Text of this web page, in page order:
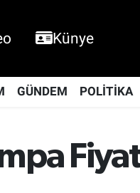
Künye
GÜNDEM POLİTİKA